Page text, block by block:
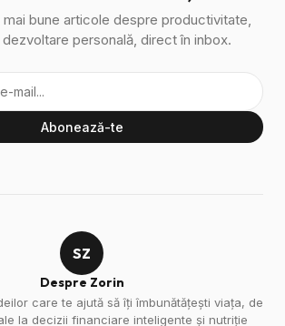
bune articole despre productivitate,
personală, direct în inbox.
Abonează-te
SZ
Despre Zorin
care te ajută să îți îmbunătățești viața, de
la decizii financiare inteligente și nutriție